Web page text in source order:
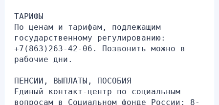
ТАРИФЫ
По ценам и тарифам, подлежащим
государственному регулированию:
+7(863)263-42-06. Позвонить можно в
рабочие дни.
ПЕНСИИ, ВЫПЛАТЫ, ПОСОБИЯ
Единый контакт-центр по социальным
вопросам в Социальном фонде России: 8-